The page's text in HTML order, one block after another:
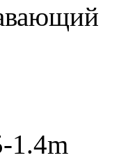
1.4m